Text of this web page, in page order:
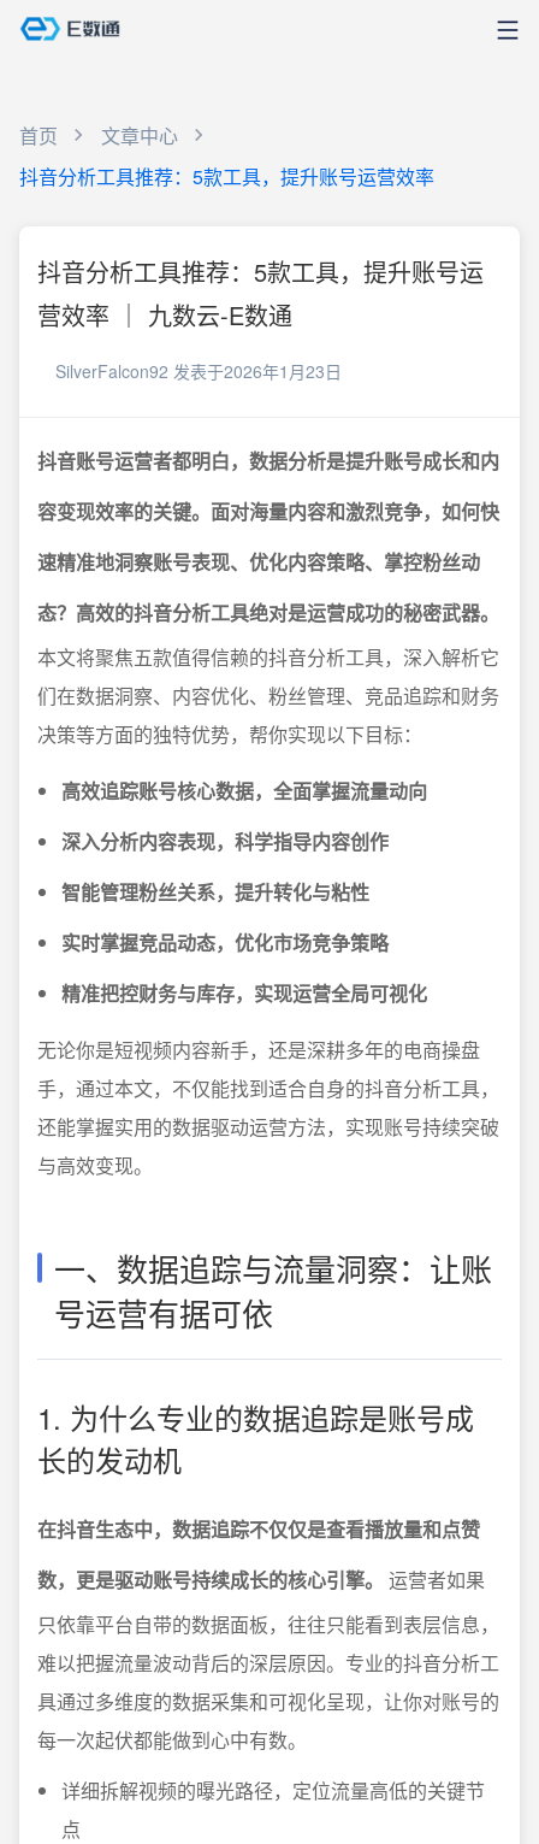
首页
文章中心
抖音分析工具推荐：5款工具，提升账号运营效率
抖音分析工具推荐：5款工具，提升账号运
营效率 ｜ 九数云-E数通
SilverFalcon92 发表于2026年1月23日
抖音账号运营者都明白，数据分析是提升账号成长和内
容变现效率的关键。面对海量内容和激烈竞争，如何快
速精准地洞察账号表现、优化内容策略、掌控粉丝动
态？高效的抖音分析工具绝对是运营成功的秘密武器。
本文将聚焦五款值得信赖的抖音分析工具，深入解析它
们在数据洞察、内容优化、粉丝管理、竞品追踪和财务
决策等方面的独特优势，帮你实现以下目标：
高效追踪账号核心数据，全面掌握流量动向
深入分析内容表现，科学指导内容创作
智能管理粉丝关系，提升转化与粘性
实时掌握竞品动态，优化市场竞争策略
精准把控财务与库存，实现运营全局可视化
无论你是短视频内容新手，还是深耕多年的电商操盘
手，通过本文，不仅能找到适合自身的抖音分析工具，
还能掌握实用的数据驱动运营方法，实现账号持续突破
与高效变现。
一、数据追踪与流量洞察：让账
号运营有据可依
1. 为什么专业的数据追踪是账号成
长的发动机
在抖音生态中，数据追踪不仅仅是查看播放量和点赞
数，更是驱动账号持续成长的核心引擎。
运营者如果
只依靠平台自带的数据面板，往往只能看到表层信息，
难以把握流量波动背后的深层原因。专业的抖音分析工
具通过多维度的数据采集和可视化呈现，让你对账号的
每一次起伏都能做到心中有数。
详细拆解视频的曝光路径，定位流量高低的关键节
点